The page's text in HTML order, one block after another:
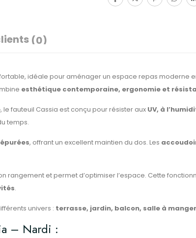
(0)
idéale pour aménager un espace repas moderne
esthétique contemporaine, ergonomie et
, le fauteuil Cassia est conçu pour résister aux UV, à
temps.
, offrant un excellent maintien du dos. Les
rangement et permet d’optimiser l’espace. Cette
.
univers : terrasse, jardin, balcon, salle à
– Nardi :